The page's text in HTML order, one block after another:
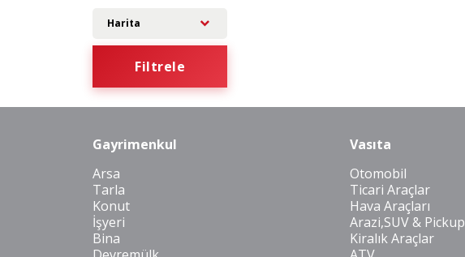
Harita
Filtrele
Gayrimenkul
Arsa
Tarla
Konut
İşyeri
Bina
Vasıta
Otomobil
Ticari Araçlar
Hava Araçları
Arazi,SUV & Pickup
Kiralık Araçlar